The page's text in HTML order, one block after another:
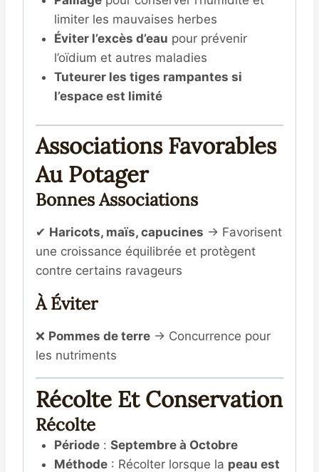
limiter les mauvaises herbes
Éviter l’excès d’eau pour prévenir
l’oïdium et autres maladies
Tuteurer les tiges rampantes si
l’espace est limité
Associations Favorables
Au Potager
Bonnes Associations
✔ Haricots, maïs, capucines → Favorisent
une croissance équilibrée et protègent
contre certains ravageurs
À Éviter
❌ Pommes de terre → Concurrence pour
les nutriments
Récolte Et Conservation
Récolte
Période: Septembre à Octobre
Méthode: Récolter lorsque la peau est